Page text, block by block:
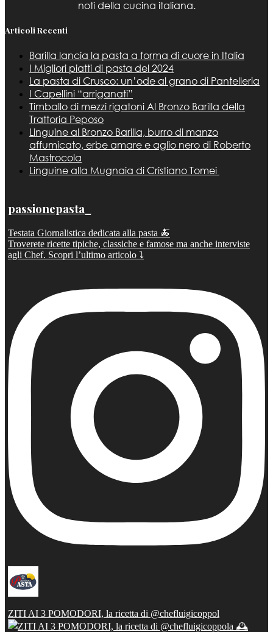
noti della cucina italiana.
Articoli Recenti
Barilla lancia la pasta a forma di cuore in Italia
I Migliori piatti di pasta del 2024
La pasta di Crusco: un’ode al grano di Pantelleria
I Capellini “arriganati”
Timballo di mezzi rigatoni Al Bronzo Barilla della
Trattoria Peposo
Linguine al Bronzo Barilla, burro di manzo
affumicato, erbe amare e aglio nero di Roberto
Mastrocola
Linguine alla Mugnaia di Cristiano Tomei
passionepasta_
Testata Giornalistica dedicata alla pasta 🍝
Troverete ricette tipiche, classiche e famose ma anche interviste
agli Chef. Scopri l’ultimo articolo ⤵️
ZITI AI 3 POMODORI, la ricetta di @chefluigicoppol